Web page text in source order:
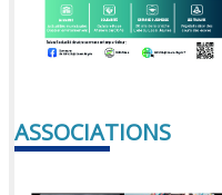
ASSOCIATIONS